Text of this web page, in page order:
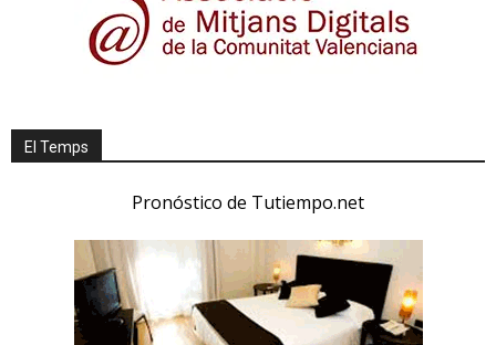
El Temps
Pronóstico de Tutiempo.net